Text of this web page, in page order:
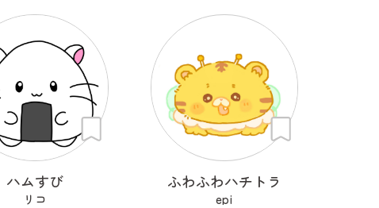
ハムすび
リコ
ふわふわハチトラ
epi